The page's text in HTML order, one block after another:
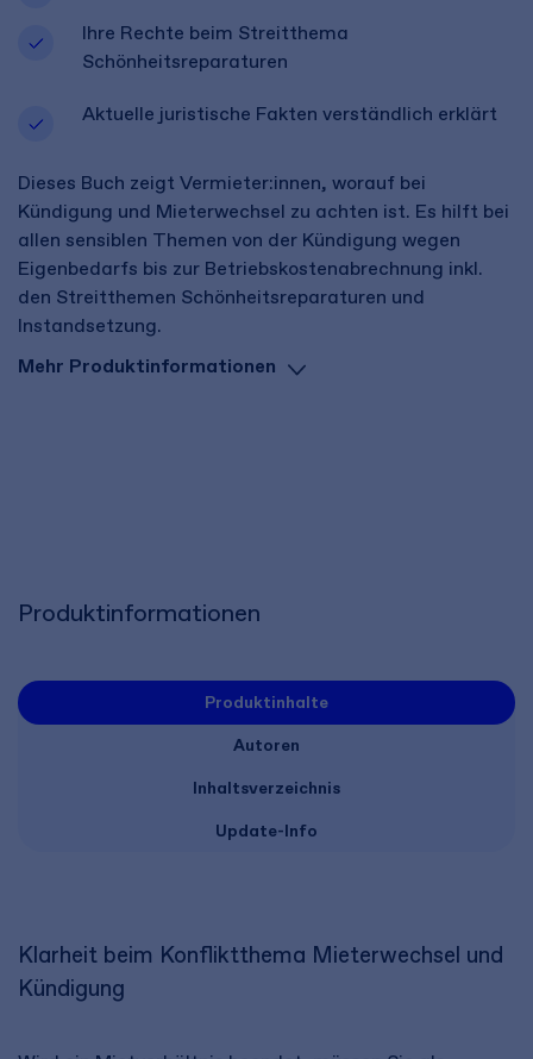
Ihre Rechte beim Streitthema
Schönheitsreparaturen
Aktuelle juristische Fakten verständlich erklärt
Dieses Buch zeigt Vermieter:innen, worauf bei
Kündigung und Mieterwechsel zu achten ist. Es hilft bei
allen sensiblen Themen von der Kündigung wegen
Eigenbedarfs bis zur Betriebskostenabrechnung inkl.
den Streitthemen Schönheitsreparaturen und
Instandsetzung.
Mehr Produktinformationen
Produktinformationen
Produktinhalte
Autoren
Inhaltsverzeichnis
Update-Info
Klarheit beim Konfliktthema Mieterwechsel und
Kündigung